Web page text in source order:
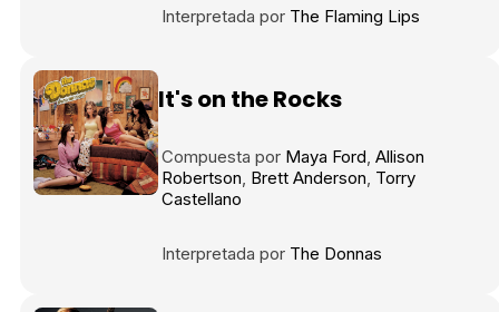
Interpretada por The Flaming Lips
It's on the Rocks
Compuesta por Maya Ford Allison
Robertson Brett Anderson Torry
Castellano
Interpretada por The Donnas